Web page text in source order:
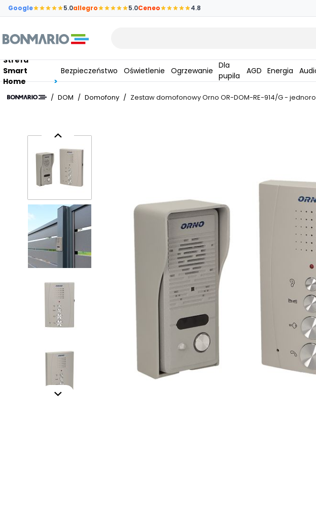
Przejdź do głównej zawartości strony
Google 5.0allegro 5.0Ceneo 4.8
Strefa
Smart
Home
Bezpieczeństwo Oświetlenie Ogrzewanie
Dla
pupila
AGD Energia
/ DOM / Domofony / Zestaw domofonowy Orno OR-DOM-RE-914/G -